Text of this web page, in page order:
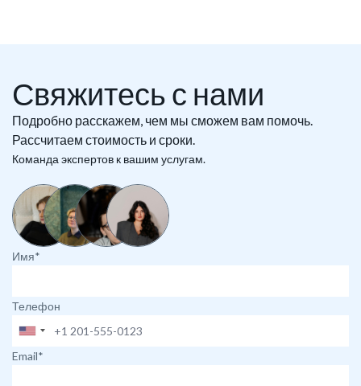
Свяжитесь с нами
Подробно расскажем, чем мы сможем вам помочь.
Рассчитаем стоимость и сроки.
Команда экспертов к вашим услугам.
Имя*
Телефон
Email*